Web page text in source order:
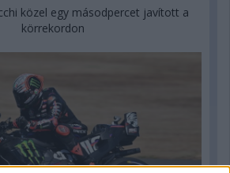
közel egy másodpercet javított a
körrekordon